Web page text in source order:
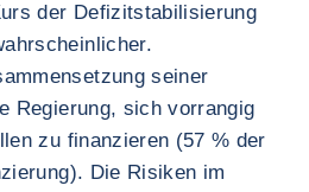
der Defizitstabilisierung
seiner
Regierung, sich vorrangig
zu finanzieren (57 % der
Die Risiken im